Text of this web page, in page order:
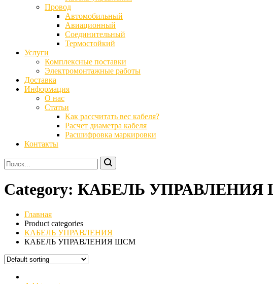
Провод
Автомобильный
Авиационный
Соединительный
Термостойкий
Услуги
Комплексные поставки
Электромонтажные работы
Доставка
Информация
О нас
Статьи
Как рассчитать вес кабеля?
Расчет диаметра кабеля
Расшифровка маркировки
Контакты
Category: КАБЕЛЬ
Главная
Product categories
КАБЕЛЬ УПРАВЛЕНИЯ
КАБЕЛЬ УПРАВЛЕНИЯ ШСМ